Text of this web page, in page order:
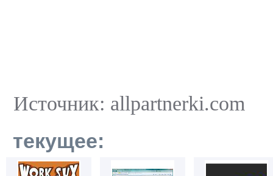
Источник: allpartnerki.com
текущее: